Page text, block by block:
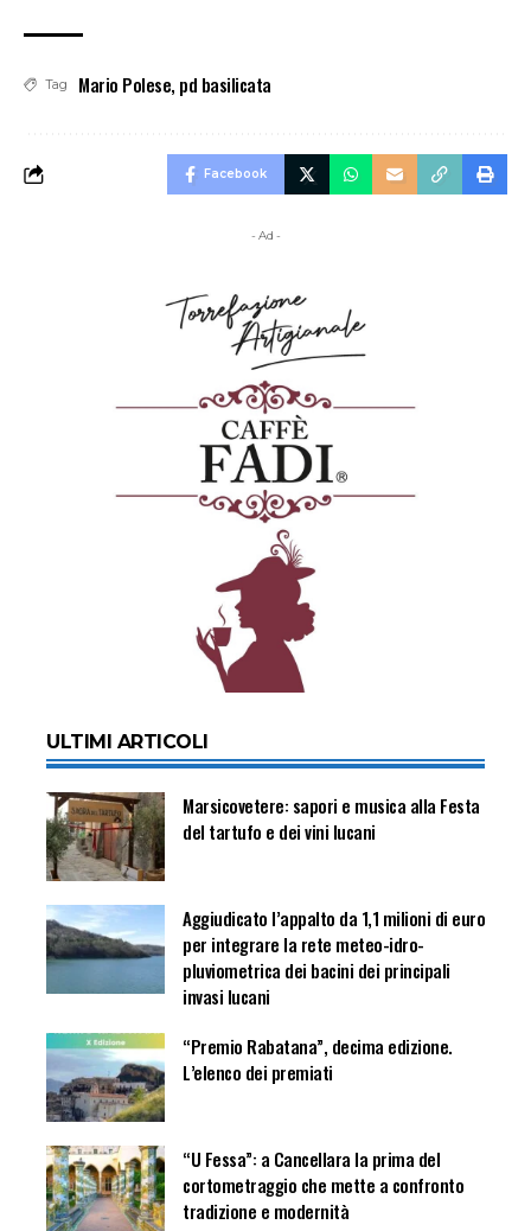
Tag Mario Polese, pd basilicata
Facebook
- Ad -
ULTIMI ARTICOLI
Marsicovetere: sapori e musica alla Festa
del tartufo e dei vini lucani
Aggiudicato l’appalto da 1,1 milioni di euro
per integrare la rete meteo-idro-
pluviometrica dei bacini dei principali
invasi lucani
“Premio Rabatana”, decima edizione.
L’elenco dei premiati
“U Fessa”: a Cancellara la prima del
cortometraggio che mette a confronto
tradizione e modernità